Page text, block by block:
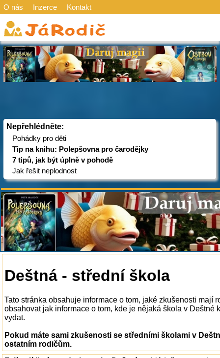
O nás Inzerce Kontakt
Nepřehlédněte:
Pohádky pro děti
Tip na knihu: Polepšovna pro čarodějky
7 tipů, jak být úplně v pohodě
Jak řešit neplodnost
Deštná - střední škola
Tato stránka obsahuje informace o tom, jaké zkušenosti mají
obsahovat jak informace o tom, kde je nějaká škola v Deštné
vydat.
Pokud máte sami zkušenosti se středními školami v
ostatním rodičům.